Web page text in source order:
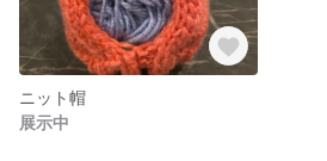
ニット帽
展示中